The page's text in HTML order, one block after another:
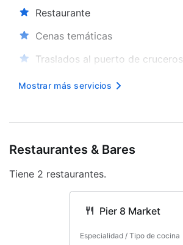
Restaurante
Cenas temáticas
Traslados al puerto de cruceros
Estacionamiento interior
Mostrar más servicios
Restaurantes & Bares
Tiene 2 restaurantes.
Pier 8 Market
Especialidad / Tipo de cocina